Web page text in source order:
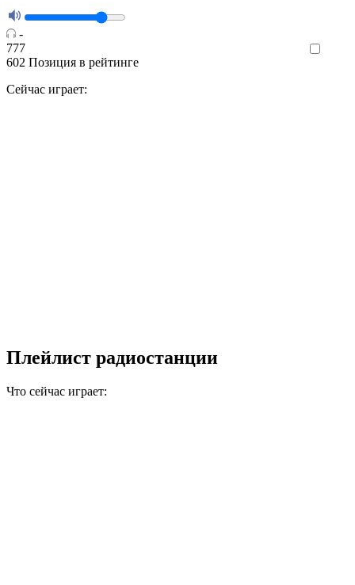
-
777
602 Позиция в рейтинге
Сейчас играет:
Плейлист радиостанции
Что сейчас играет: